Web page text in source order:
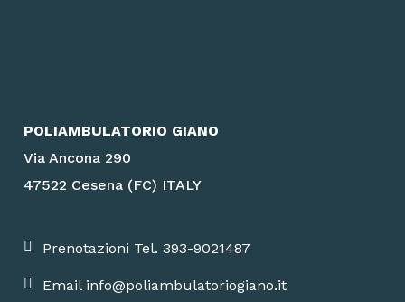
POLIAMBULATORIO GIANO
Via Ancona 290
47522 Cesena (FC) ITALY
Prenotazioni Tel. 393-9021487
Email info@poliambulatoriogiano.it